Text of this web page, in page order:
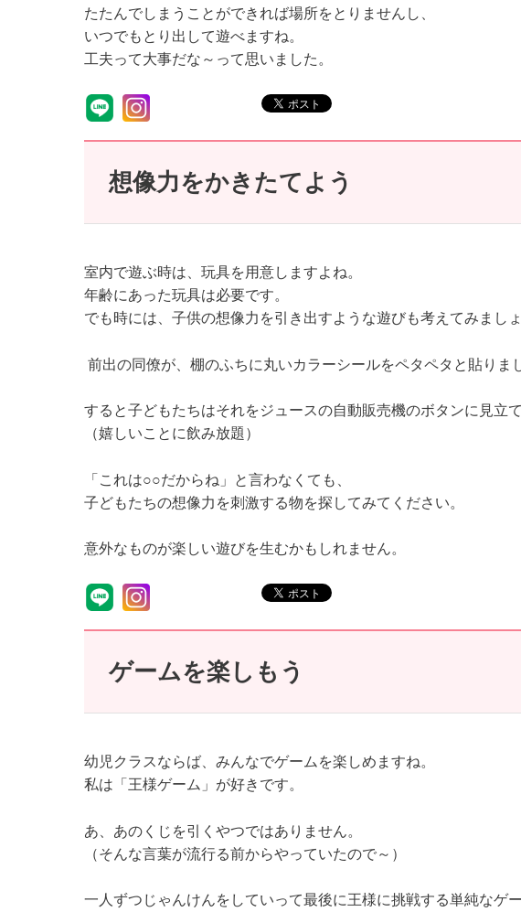
たたんでしまうことができれば場所をとりませんし、
いつでもとり出して遊べますね。
工夫って大事だな～って思いました。
想像力をかきたてよう
室内で遊ぶ時は、玩具を用意しますよね。
年齢にあった玩具は必要です。
でも時には、子供の想像力を引き出すような遊びも考えてみましょ
前出の同僚が、棚のふちに丸いカラーシールをペタペタと貼りま
すると子どもたちはそれをジュースの自動販売機のボタンに見立
（嬉しいことに飲み放題）
「これは○○だからね」と言わなくても、
子どもたちの想像力を刺激する物を探してみてください。
意外なものが楽しい遊びを生むかもしれません。
ゲームを楽しもう
幼児クラスならば、みんなでゲームを楽しめますね。
私は「王様ゲーム」が好きです。
あ、あのくじを引くやつではありません。
（そんな言葉が流行る前からやっていたので～）
一人ずつじゃんけんをしていって最後に王様に挑戦する単純なゲー